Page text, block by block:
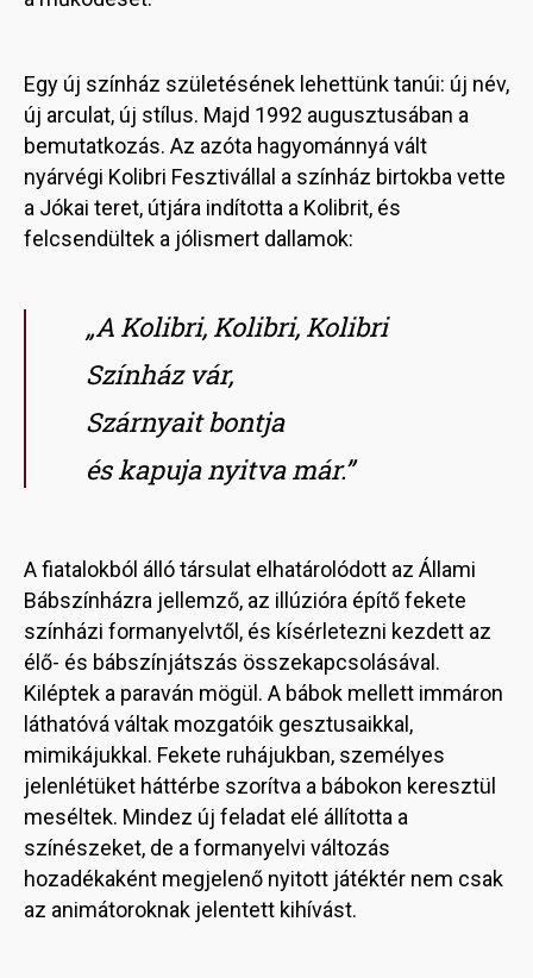
Egy új színház születésének lehettünk tanúi: új név,
új arculat, új stílus. Majd 1992 augusztusában a
bemutatkozás. Az azóta hagyománnyá vált
nyárvégi Kolibri Fesztivállal a színház birtokba vette
a Jókai teret, útjára indította a Kolibrit, és
felcsendültek a jólismert dallamok:
„A Kolibri, Kolibri, Kolibri
Színház vár,
Szárnyait bontja
és kapuja nyitva már.”
A fiatalokból álló társulat elhatárolódott az Állami
Bábszínházra jellemző, az illúzióra építő fekete
színházi formanyelvtől, és kísérletezni kezdett az
élő- és bábszínjátszás összekapcsolásával.
Kiléptek a paraván mögül. A bábok mellett immáron
láthatóvá váltak mozgatóik gesztusaikkal,
mimikájukkal. Fekete ruhájukban, személyes
jelenlétüket háttérbe szorítva a bábokon keresztül
meséltek. Mindez új feladat elé állította a
színészeket, de a formanyelvi változás
hozadékaként megjelenő nyitott játéktér nem csak
az animátoroknak jelentett kihívást.